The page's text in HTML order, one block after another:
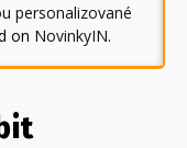
personalizované
on NovinkyIN.